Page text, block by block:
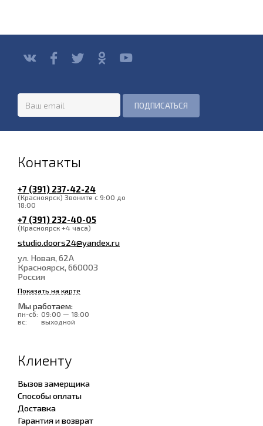
Контакты
+7 (391) 237-42-24
(Красноярск) Звоните с 9:00 до
18:00
+7 (391) 232-40-05
(Красноярск +4 часа)
studio.doors24@yandex.ru
ул. Новая, 62А
Красноярск, 660003
Россия
Показать на карте
Мы работаем:
пн-сб: 09:00 — 18:00
вс:
выходной
Клиенту
Вызов замерщика
Способы оплаты
Доставка
Гарантия и возврат